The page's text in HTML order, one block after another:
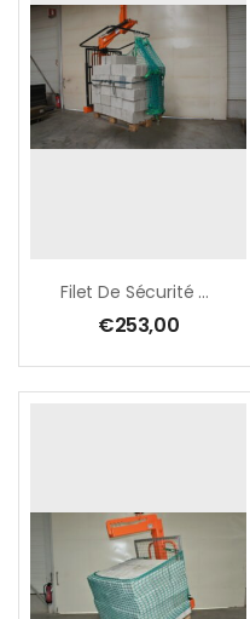
Filet De Sécurité Pour Lève-Palette À Grille De Sécurité Coulissante (PROD012)
€253,00